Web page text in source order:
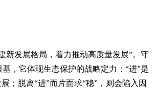
新发展格局，着力推动高质量发展”。守
，它体现生态保护的战略定力；“进”是
；脱离“进”而片面求“稳”，则会陷入因